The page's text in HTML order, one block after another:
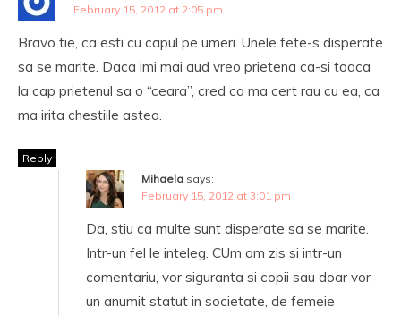
February 15, 2012 at 2:05 pm
Bravo tie, ca esti cu capul pe umeri. Unele fete-s disperate
sa se marite. Daca imi mai aud vreo prietena ca-si toaca
la cap prietenul sa o “ceara”, cred ca ma cert rau cu ea, ca
ma irita chestiile astea.
Reply
Mihaela says:
February 15, 2012 at 3:01 pm
Da, stiu ca multe sunt disperate sa se marite.
Intr-un fel le inteleg. CUm am zis si intr-un
comentariu, vor siguranta si copii sau doar vor
un anumit statut in societate, de femeie